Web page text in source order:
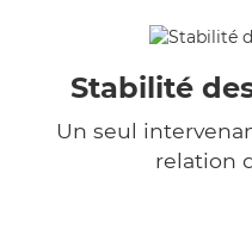
Stabilité
Un seul
relation